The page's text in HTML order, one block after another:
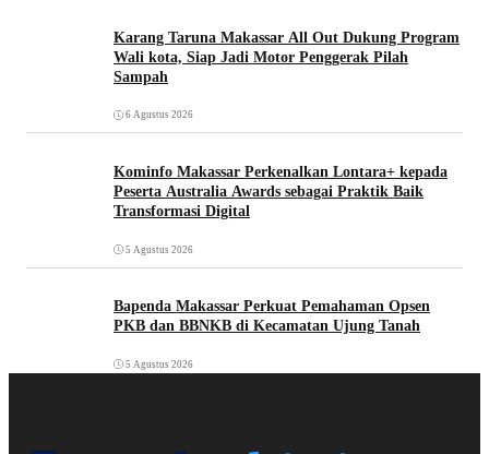
Karang Taruna Makassar All Out Dukung Program
Wali kota, Siap Jadi Motor Penggerak Pilah
Sampah
6 Agustus 2026
Kominfo Makassar Perkenalkan Lontara+ kepada
Peserta Australia Awards sebagai Praktik Baik
Transformasi Digital
5 Agustus 2026
Bapenda Makassar Perkuat Pemahaman Opsen
PKB dan BBNKB di Kecamatan Ujung Tanah‎
5 Agustus 2026